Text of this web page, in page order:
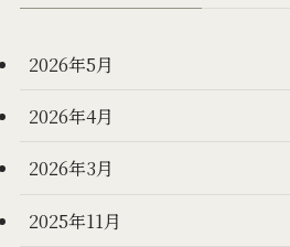
2026年5月
2026年4月
2026年3月
2025年11月